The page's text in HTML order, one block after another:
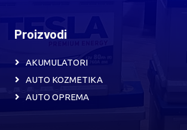
Proizvodi
AKUMULATORI
AUTO KOZMETIKA
AUTO OPREMA